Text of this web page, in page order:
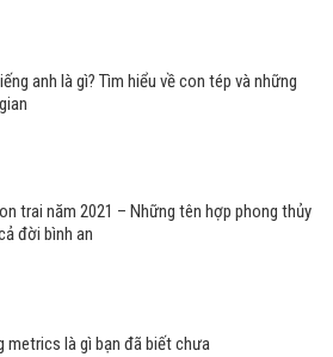
anh là gì? Tìm hiểu về con tép và những
trai năm 2021 – Những tên hợp phong thủy
đời bình an
metrics là gì bạn đã biết chưa